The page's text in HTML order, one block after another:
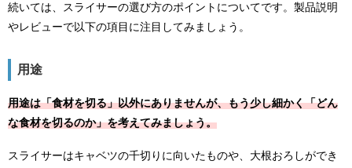
続いては、スライサーの選び方のポイントについてです。製品説明
やレビューで以下の項目に注目してみましょう。
用途
用途は「食材を切る」以外にありませんが、もう少し細かく「どん
な食材を切るのか」を考えてみましょう。
スライサーはキャベツの千切りに向いたものや、大根おろしができ